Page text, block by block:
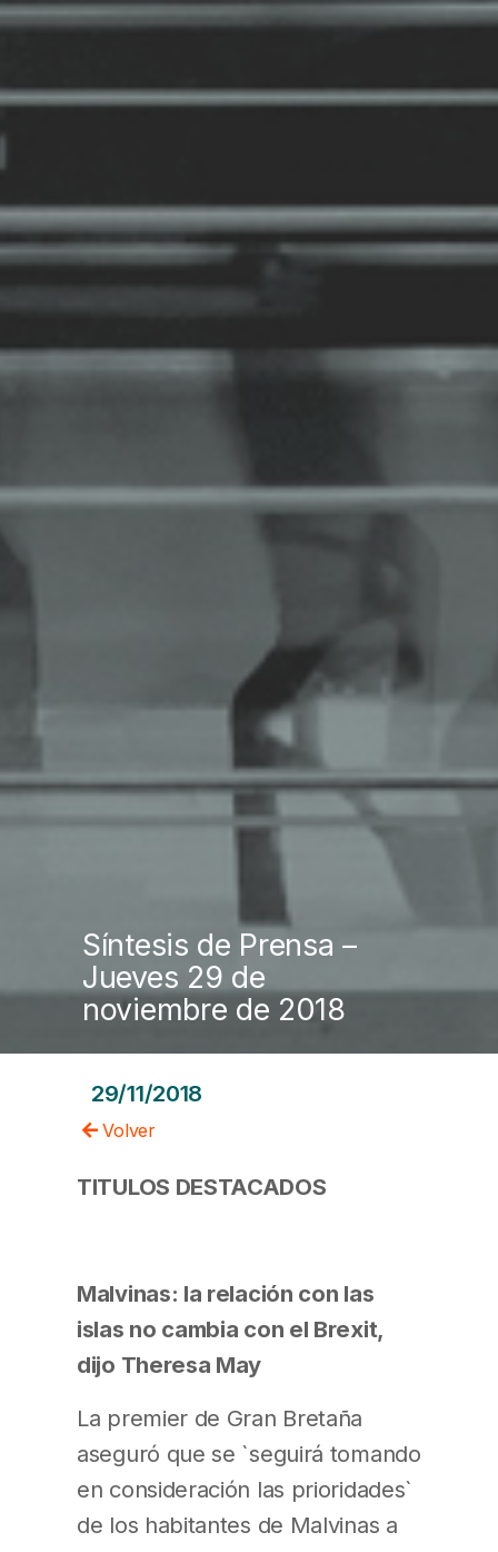
Síntesis de Prensa –
Jueves 29 de
noviembre de 2018
29/11/2018
Volver
TITULOS DESTACADOS
Malvinas: la relación con las
islas no cambia con el Brexit,
dijo Theresa May
La premier de Gran Bretaña
aseguró que se `seguirá tomando
en consideración las prioridades`
de los habitantes de Malvinas a